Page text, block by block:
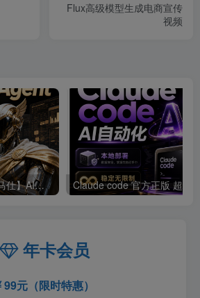
Flux高级模型生成电商宣传
视频
Hermes-Agent【爱马仕】AI自动化部署【会员免费领取安装包】
年卡会员
99元（限时特惠）